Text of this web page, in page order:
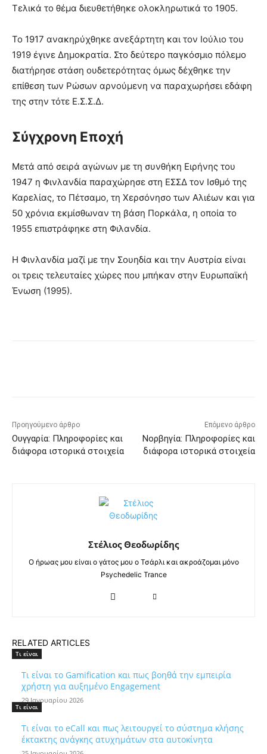
Τελικά το θέμα διευθετήθηκε ολοκληρωτικά το 1905.
Το 1917 ανακηρύχθηκε ανεξάρτητη και τον Ιούλιο του
1919 έγινε Δημοκρατία. Στο δεύτερο παγκόσμιο πόλεμο
διατήρησε στάση ουδετερότητας όμως δέχθηκε την
επίθεση των Ρώσων αρνούμενη να παραχωρήσει εδάφη
της στην τότε Ε.Σ.Σ.Δ.
Σύγχρονη Εποχή
Μετά από σειρά αγώνων με τη συνθήκη Ειρήνης του
1947 η Φινλανδία παραχώρησε στη ΕΣΣΔ τον Ισθμό της
Καρελίας, το Πέτσαμο, τη Χερσόνησο των Αλιέων και για
50 χρόνια εκμίσθωναν τη βάση Πορκάλα, η οποία το
1955 επιστράφηκε στη Φιλανδία.
Η Φινλανδία μαζί με την Σουηδία και την Αυστρία είναι
οι τρεις τελευταίες χώρες που μπήκαν στην Ευρωπαϊκή
Ένωση (1995).
Προηγούμενο άρθρο
Ουγγαρία: Πληροφορίες και
διάφορα ιστορικά στοιχεία
Επόμενο άρθρο
Νορβηγία: Πληροφορίες και
διάφορα ιστορικά στοιχεία
Στέλιος Θεοδωρίδης
Ο ήρωας μου είναι ο γάτος μου ο Τσάρλι και ακροάζομαι μόνο
Psychedelic Trance
RELATED ARTICLES
Τι είναι
Τι είναι το Gamification και πως βοηθά την εμπειρία
χρήστη για αυξημένο Engagement
29 Ιανουαρίου 2026
Τι είναι
Τι είναι το eCall και πως λειτουργεί το σύστημα κλήσης
έκτακτης ανάγκης ατυχημάτων στα αυτοκίνητα